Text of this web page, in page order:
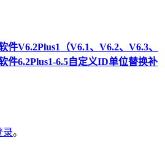
V6.2Plus1（V6.1、V6.2、V6.3、
件6.2Plus1-6.5自定义ID单位替换补
录。